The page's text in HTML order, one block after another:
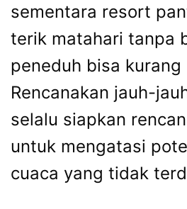
sementara resort
terik matahari tanpa
peneduh bisa kurang
Rencanakan jauh-
selalu siapkan
untuk mengatasi
cuaca yang tidak